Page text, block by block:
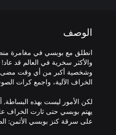
الوصف
انطلق مع بوبسي في مغامرة
والأكثر سخرية في العالم قد عاد!
وشخصية أكبر من أي وقت مضى-
لكن الأمور ليست بهذه
يهتم بوبسي حتى ثارت الخراف